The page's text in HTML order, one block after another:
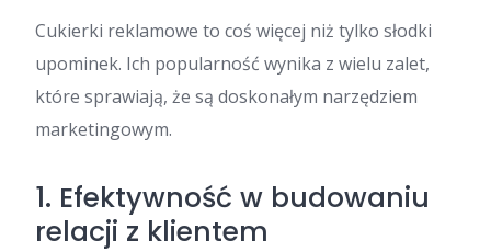
Cukierki reklamowe to coś więcej niż tylko słodki
upominek. Ich popularność wynika z wielu zalet,
które sprawiają, że są doskonałym narzędziem
marketingowym.
1. Efektywność w budowaniu
relacji z klientem